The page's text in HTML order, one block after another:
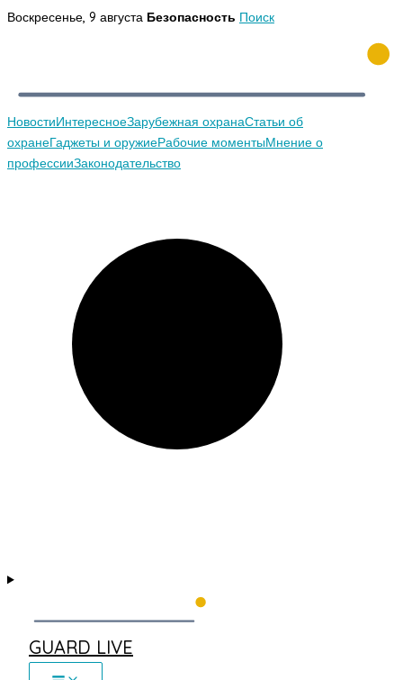
Перейти
Воскресенье, 9 августа Безопасность Поиск
НовостиИнтересноеЗарубежная охранаСтатьи об
охранеГаджеты и оружиеРабочие моментыМнение о
профессииЗаконодательство
GUARD LIVE